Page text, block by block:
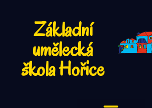
Základní
umělecká
škola Hořice